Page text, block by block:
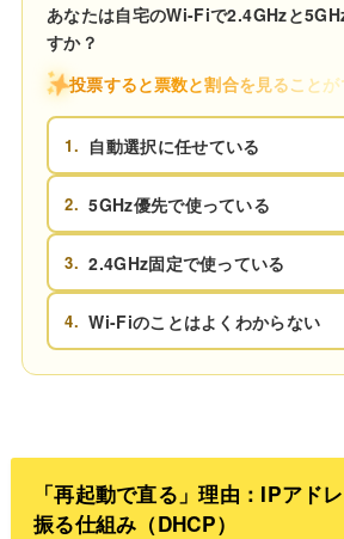
あなたは自宅のWi-Fiで2.4GHzと
すか？
投票すると票数と割合を見ること
1. 自動選択に任せている
2. 5GHz優先で使っている
3. 2.4GHz固定で使っている
4. Wi-Fiのことはよくわからない
「再起動で直る」理由：IPアド
振る仕組み（DHCP）